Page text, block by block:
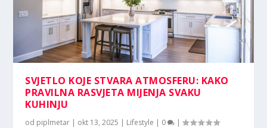
SVJETLO KOJE STVARA ATMOSFERU: KAKO
PRAVILNA RASVJETA MIJENJA SVAKU
KUHINJU
od piplmetar | okt 13, 2025 | Lifestyle | 0 |